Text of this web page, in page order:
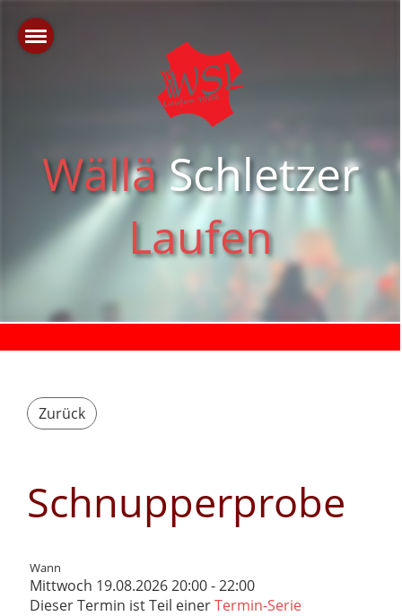
WälläSchletzer
Laufen
Zurück
Schnupperprobe
Wann
Mittwoch 19.08.2026 20:00 - 22:00
Dieser Termin ist Teil einerTermin-Serie